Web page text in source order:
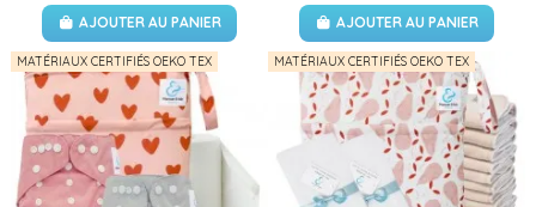
AJOUTER AU PANIER
AJOUTER AU PANIER
MATÉRIAUX CERTIFIÉS OEKO TEX MATÉRIAUX CERTIFIÉS OEKO TEX